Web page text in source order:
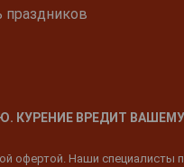
праздников
КУРЕНИЕ ВРЕДИТ
офертой. Наши специалисты